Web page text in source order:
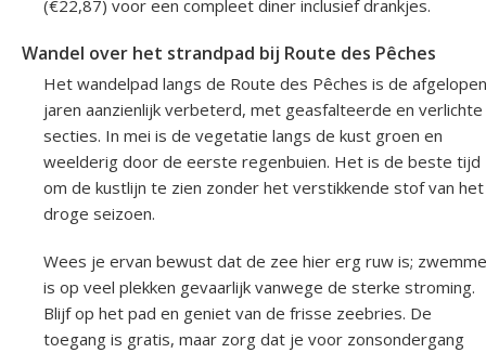
(€22,87) voor een compleet diner inclusief drankjes.
Wandel over het strandpad bij Route des Pêches
Het wandelpad langs de Route des Pêches is de afgelopen
jaren aanzienlijk verbeterd, met geasfalteerde en verlichte
secties. In mei is de vegetatie langs de kust groen en
weelderig door de eerste regenbuien. Het is de beste tijd
om de kustlijn te zien zonder het verstikkende stof van het
droge seizoen.
Wees je ervan bewust dat de zee hier erg ruw is;
is op veel plekken gevaarlijk vanwege de sterke stroming.
Blijf op het pad en geniet van de frisse zeebries. De
toegang is gratis, maar zorg dat je voor zonsondergang